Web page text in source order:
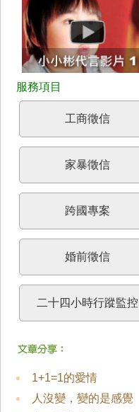
工商徵信
家暴徵信
跨國專案
婚前徵信
二十四小時行蹤監控
1+1=1的愛情
人沒變，變的是感覺